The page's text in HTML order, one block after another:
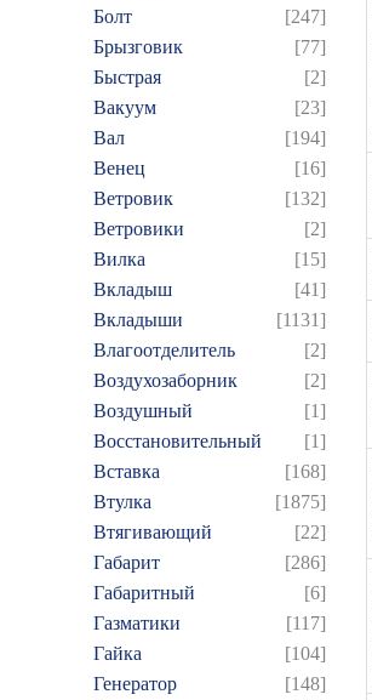
Болт
[247]
Брызговик
[77]
Быстрая
[2]
Вакуум
[23]
Вал
[194]
Венец
[16]
Ветровик
[132]
Ветровики
[2]
Вилка
[15]
Вкладыш
[41]
Вкладыши
[1131]
Влагоотделитель
[2]
Воздухозаборник
[2]
Воздушный
[1]
Восстановительный
[1]
Вставка
[168]
Втулка
[1875]
Втягивающий
[22]
Габарит
[286]
Габаритный
[6]
Газматики
[117]
Гайка
[104]
Генератор
[148]